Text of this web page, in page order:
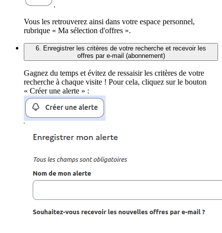
.
Vous les retrouverez ainsi dans votre espace personnel,
rubrique « Ma sélection d'offres ».
6. Enregistrer les critères de votre recherche et recevoir les
offres par e-mail (abonnement)
Gagnez du temps et évitez de ressaisir les critères de votre
recherche à chaque visite ! Pour cela, cliquez sur le bouton
« Créer une alerte » :